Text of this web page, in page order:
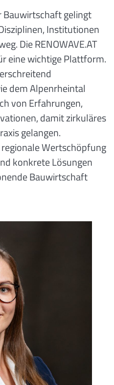
Bauwirtschaft gelingt
Institutionen
Die RENOWAVE.AT
eine wichtige Plattform.
dem Alpenrheintal
von Erfahrungen,
damit zirkuläres
gelangen.
Wertschöpfung
konkrete Lösungen
Bauwirtschaft